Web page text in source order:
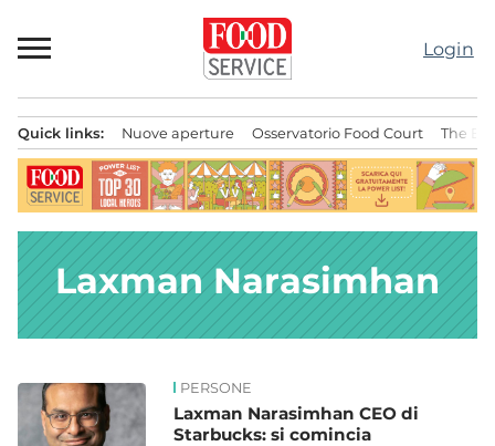
al
contenuto
Login
principale
Quick links: Nuove aperture Osservatorio Food Court The
Laxman Narasimhan
News PERSONE
Laxman Narasimhan CEO di
Starbucks: si comincia